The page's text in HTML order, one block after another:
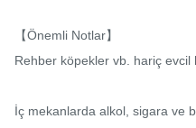
【Önemli Notlar】
Rehber köpekler vb. hariç evcil
İç mekanlarda alkol, sigara ve